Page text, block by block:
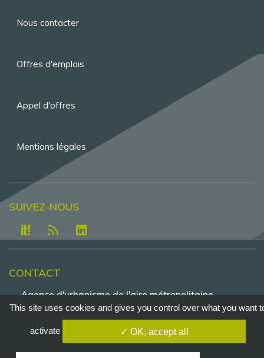
Menu
de
Nous contacter
Offres d'emplois
Appel d'offres
Mentions légales
CONTACT
Agence d'urbanisme de l'aire métropolitaine
lyonnaise - Tour Part-Dieu, 23e étage , 129 rue
Tél. +33 4 81 92 33 00
SUIVEZ-NOUS
This site uses cookies and gives you control over what you want
activate ✓ OK, accept all